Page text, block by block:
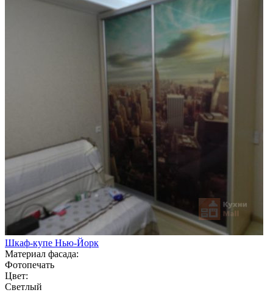
Шкаф-купе Нью-Йорк
Материал фасада:
Фотопечать
Цвет:
Светлый